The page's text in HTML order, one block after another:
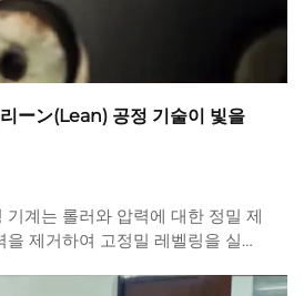
ーン(Lean) 공정 기술이 빛을
계는 롤러와 압력에 대한 정밀 제
제거하여 고정밀 레벨링을 실현